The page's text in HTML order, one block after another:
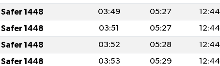
Safer 1448 03:49 05:27 12:44
Safer 1448 03:51 05:27 12:44
Safer 1448 03:52 05:28 12:44
Safer 1448 03:53 05:29 12:44